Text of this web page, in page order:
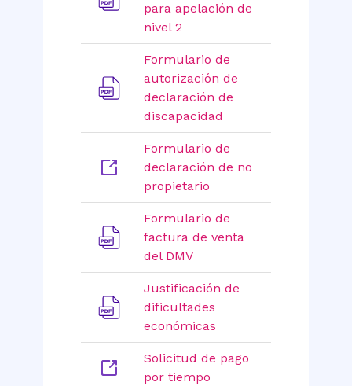
para apelación de
nivel 2
Formulario de
autorización de
declaración de
discapacidad
Formulario de
declaración de no
propietario
Formulario de
factura de venta
del DMV
Justificación de
dificultades
económicas
Solicitud de pago
por tiempo